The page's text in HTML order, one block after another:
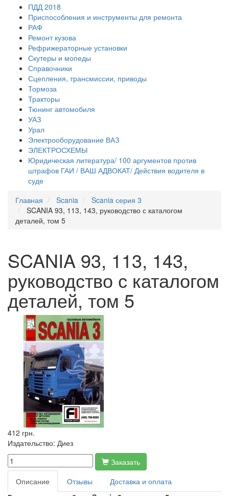
ПДД 2018
Приспособления и инструменты для ремонта
РАФ
Ремонт кузова
Рефрижераторные установки
Скутеры и мопеды
Справочники
Сцепления, трансмиссии, приводы
Тормоза
Тракторы
Тюнинг автомобиля
УАЗ
Урал
Электрооборудование ВАЗ
ЭЛЕКТРОСХЕМЫ
Юридическая литература/ 100 аргументов против
штрафов ГАИ / ВАШ АДВОКАТ/ Действия водителя в
суде
Главная
Scania
Scania серия 3
SCANIA 93, 113, 143, руководство с каталогом
деталей, том 5
SCANIA 93, 113, 143,
руководство с каталогом
деталей, том 5
412 грн.
Издательство: Диез
Заказать
Описание
Отзывы
Доставка и оплата